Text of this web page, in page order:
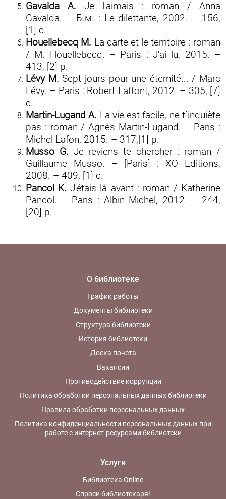
Gavalda A.Je l'aimais : roman / Anna
Gavalda. – Б.м. : Le dilettante, 2002. – 156,
[1] с.
Houellebecq M. La carte et le territoire : roman
/ M. Houellebecq. – Paris : J'ai lu, 2015. –
413, [2] p.
Lévy M. Sept jours pour une éternité... / Marc
Lévy. – Paris : Robert Laffont, 2012. – 305, [7]
с.
Martin-Lugand A. La vie est facile, ne t`inquiète
pas : roman / Agnès Martin-Lugand. – Paris :
Michel Lafon, 2015. – 317,[1] p.
Musso G. Je reviens te chercher : roman /
Guillaume Musso. – [Paris] : XO Editions,
2008. – 409, [1] с.
Pancol K. J'étais là avant : roman / Katherine
Pancol. – Paris : Albin Michel, 2012. – 244,
[20] p.
О библиотеке
График работы
Документы библиотеки
Структура библиотеки
История библиотеки
Доска почета
Вакансии
Противодействие коррупции
Политика обработки персональных данных библиотеки
Правила обработки персональных данных
Политика конфиденциальности персональных данных при
работе с интернет-ресурсами библиотеки
Услуги
Библиотека Online
Спроси библиотекаря!